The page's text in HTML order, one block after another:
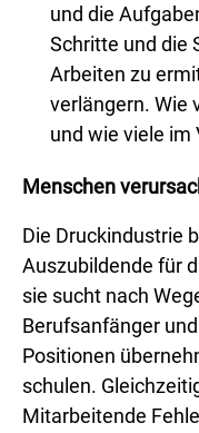
und die
Schritte und die
Arbeiten zu
verlängern. Wie
und wie viele im
Menschen
Die Druckindustrie
Auszubildende für
sie sucht nach
Berufsanfänger
Positionen
schulen.
Mitarbeitende